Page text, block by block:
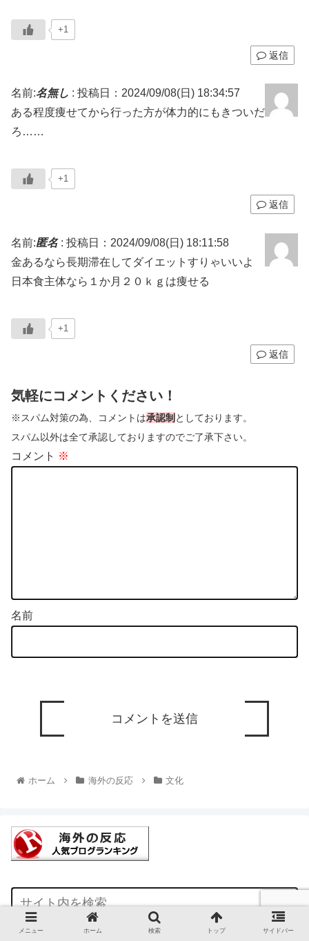
+1
返信
名前:名無し : 投稿日：2024/09/08(日) 18:34:57
ある程度痩せてから行った方が体力的にもきついだ
ろ……
+1
返信
名前:匿名: 投稿日：2024/09/08(日) 18:11:58
金あるなら長期滞在してダイエットすりゃいいよ
日本食主体なら１か月２０ｋｇは痩せる
+1
返信
気軽にコメントください！
※スパム対策の為、コメントは承認制としております。
スパム以外は全て承認しておりますのでご了承下さい。
コメント ※
名前
ホーム 海外の反応 文化
メニュー ホーム 検索 トップ サイドバー